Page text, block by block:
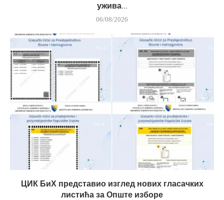
ужива...
06/08/2026
ЦИК БиХ представио изглед нових гласачких
листића за Опште изборе